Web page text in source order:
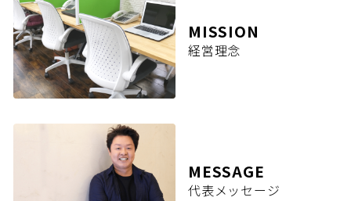
MISSION
経営理念
MESSAGE
代表メッセージ